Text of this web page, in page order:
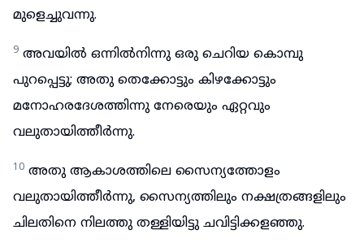
മുളെച്ചുവന്നു.
9 അവയിൽ ഒന്നിൽനിന്നു ഒരു ചെറിയ കൊമ്പു
പുറപ്പെട്ടു; അതു തെക്കോട്ടും കിഴക്കോട്ടും
മനോഹരദേശത്തിന്നു നേരെയും ഏറ്റവും
വലുതായിത്തീർന്നു.
10 അതു ആകാശത്തിലെ സൈന്യത്തോളം
വലുതായിത്തീർന്നു, സൈന്യത്തിലും നക്ഷത്രങ്ങളിലും
ചിലതിനെ നിലത്തു തള്ളിയിട്ടു ചവിട്ടിക്കളഞ്ഞു.